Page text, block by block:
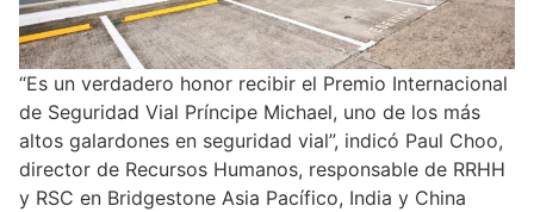
“Es un verdadero honor recibir el Premio Internacional
de Seguridad Vial Príncipe Michael, uno de los más
altos galardones en seguridad vial”, indicó Paul Choo,
director de Recursos Humanos, responsable de RRHH
y RSC en Bridgestone Asia Pacífico, India y China